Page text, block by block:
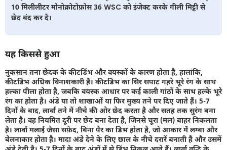
10 मिलीलीटर मोनोक्रोटोफ़ोस 36 WSC को इंजेक्ट करके गीली मिट्टी से
छेद बंद कर दें।
यह किससे हुआ
नुकसान तना छेदक के कीटडिंभ और वयस्कों के कारण होता है, हालांकि,
कीटडिंभ अधिक विनाशकारी हैं। कीटडिंभ का सिर सपाट गहरे भूरे रंग के साथ
हल्का पीला होता है, जबकि वयस्क आधार पर कई काली गांठों के साथ हल्के भूरे
रंग का होता है। अंडे या तो शाखाओं या फिर मुख्य तने पर दिए जाते हैं। 5-7
दिनों के बाद, लार्वा तने में नीचे की ओर छेद करता है और सतह तक सुरंग बना
लेता है। वह नियमित दूरी पर छेद बना देता है, जिनसे चूरा (मल) बाहर निकलता
है। लार्वा मलाई जैसा सफ़ेद, बिना पैर का डिंभ होता है, जो आकार में लम्बा और
बेलनाकार होता है। मादा अंडे देने के लिए छाल के नीचे दरारें बनाती है और उसमें